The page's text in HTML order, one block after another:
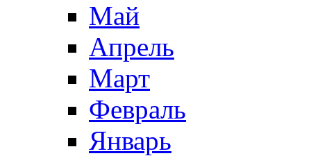
Май
Апрель
Март
Февраль
Январь